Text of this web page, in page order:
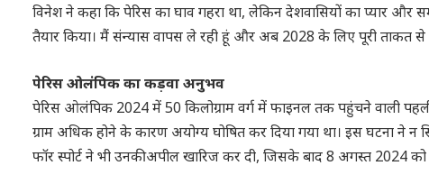
विनेश ने कहा कि पेरिस का घाव गहरा था, लेकिन देशवासियों का प्यार और
तैयार किया। मैं संन्यास वापस ले रही हूं और अब 2028 के लिए पूरी ताकत से
पेरिस ओलंपिक का कड़वा अनुभव
पेरिस ओलंपिक 2024 में 50 किलोग्राम वर्ग में फाइनल तक पहुंचने वाली
ग्राम अधिक होने के कारण अयोग्य घोषित कर दिया गया था। इस घटना ने न
फॉर स्पोर्ट ने भी उनकी अपील खारिज कर दी, जिसके बाद 8 अगस्त 2024